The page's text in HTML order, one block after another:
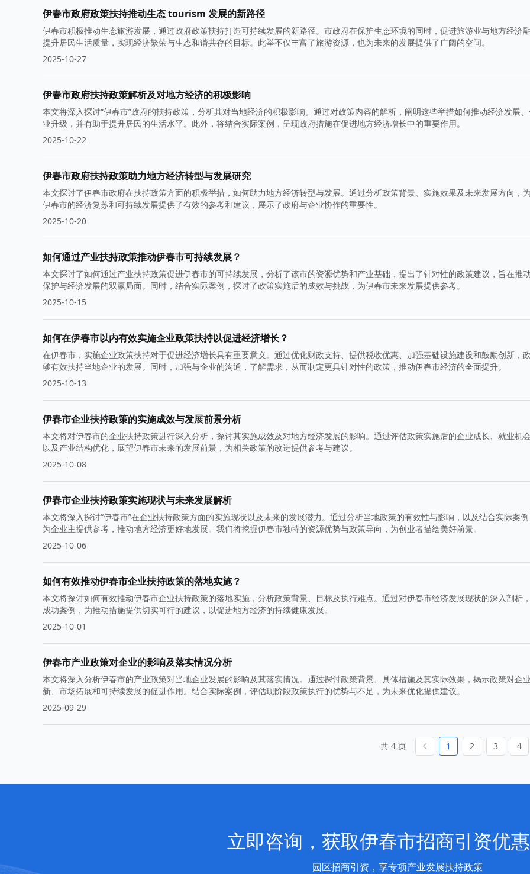
伊春市政府政策扶持推动生态 tourism 发展的新路径
伊春市积极推动生态旅游发展，通过政府政策扶持打造可持续发展的新路径。市政府在保护生态环境的同时，促进旅游业与地方经济融
提升居民生活质量，实现经济繁荣与生态和谐共存的目标。此举不仅丰富了旅游资源，也为未来的发展提供了广阔的空间。
2025-10-27
伊春市政府扶持政策解析及对地方经济的积极影响
本文将深入探讨“伊春市”政府的扶持政策，分析其对当地经济的积极影响。通过对政策内容的解析，阐明这些举措如何推动经济发展
业升级，并有助于提升居民的生活水平。此外，将结合实际案例，呈现政府措施在促进地方经济增长中的重要作用。
2025-10-22
伊春市政府扶持政策助力地方经济转型与发展研究
本文探讨了伊春市政府在扶持政策方面的积极举措，如何助力地方经济转型与发展。通过分析政策背景、实施效果及未来发展方向，
伊春市的经济复苏和可持续发展提供了有效的参考和建议，展示了政府与企业协作的重要性。
2025-10-20
如何通过产业扶持政策推动伊春市可持续发展？
本文探讨了如何通过产业扶持政策促进伊春市的可持续发展，分析了该市的资源优势和产业基础，提出了针对性的政策建议，旨在推
保护与经济发展的双赢局面。同时，结合实际案例，探讨了政策实施后的成效与挑战，为伊春市未来发展提供参考。
2025-10-15
如何在伊春市以内有效实施企业政策扶持以促进经济增长？
在伊春市，实施企业政策扶持对于促进经济增长具有重要意义。通过优化财政支持、提供税收优惠、加强基础设施建设和鼓励创新，
够有效扶持当地企业的发展。同时，加强与企业的沟通，了解需求，从而制定更具针对性的政策，推动伊春市经济的全面提升。
2025-10-13
伊春市企业扶持政策的实施成效与发展前景分析
本文将对伊春市的企业扶持政策进行深入分析，探讨其实施成效及对地方经济发展的影响。通过评估政策实施后的企业成长、就业机
以及产业结构优化，展望伊春市未来的发展前景，为相关政策的改进提供参考与建议。
2025-10-08
伊春市企业扶持政策实施现状与未来发展解析
本文将深入探讨“伊春市”在企业扶持政策方面的实施现状以及未来的发展潜力。通过分析当地政策的有效性与影响，以及结合实际案
为企业主提供参考，推动地方经济更好地发展。我们将挖掘伊春市独特的资源优势与政策导向，为创业者描绘美好前景。
2025-10-06
如何有效推动伊春市企业扶持政策的落地实施？
本文将探讨如何有效推动伊春市企业扶持政策的落地实施，分析政策背景、目标及执行难点。通过对伊春市经济发展现状的深入剖析
成功案例，为推动措施提供切实可行的建议，以促进地方经济的持续健康发展。
2025-10-01
伊春市产业政策对企业的影响及落实情况分析
本文将深入分析伊春市的产业政策对当地企业发展的影响及其落实情况。通过探讨政策背景、具体措施及其实际效果，揭示政策对企
新、市场拓展和可持续发展的促进作用。结合实际案例，评估现阶段政策执行的优势与不足，为未来优化提供建议。
2025-09-29
共 4 页 1 2 3 4
立即咨询，获取伊春市招商引资优
园区招商引资，享专项产业发展扶持政策